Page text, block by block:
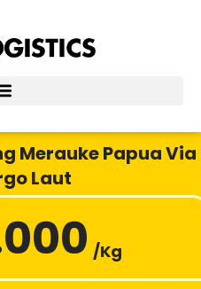
Merauke Papua Via
Laut
/Kg